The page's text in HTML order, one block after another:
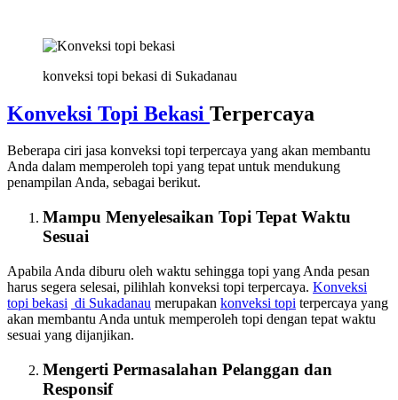
konveksi topi bekasi di Sukadanau
Konveksi Topi Bekasi Terpercaya
Beberapa ciri jasa konveksi topi terpercaya yang akan membantu
Anda dalam memperoleh topi yang tepat untuk mendukung
penampilan Anda, sebagai berikut.
Mampu Menyelesaikan Topi Tepat Waktu
Sesuai
Apabila Anda diburu oleh waktu sehingga topi yang Anda pesan
harus segera selesai, pilihlah konveksi topi terpercaya. Konveksi
topi bekasi di Sukadanau merupakan konveksi topi terpercaya yang
akan membantu Anda untuk memperoleh topi dengan tepat waktu
sesuai yang dijanjikan.
Mengerti Permasalahan Pelanggan dan
Responsif